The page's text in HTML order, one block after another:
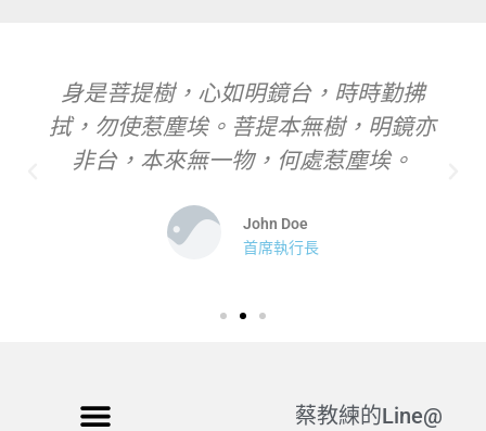
身是菩提樹，心如明鏡台，時時勤拂
拭，勿使惹塵埃。菩提本無樹，明鏡亦
非台，本來無一物，何處惹塵埃。
John Doe
首席執行長
蔡教練的Line@